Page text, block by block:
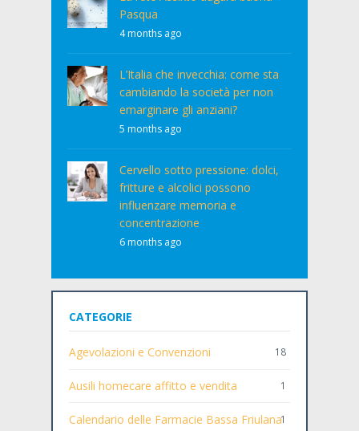
Pasqua
4 months ago
L’Italia che invecchia: come sta
cambiando la società per non
emarginare gli anziani?
5 months ago
Cervello sotto pressione: dolci,
fritture e alcolici possono
influenzare memoria e
concentrazione
6 months ago
CATEGORIE
Agevolazioni e Convenzioni 18
Ausili homecare affitto e vendita 1
Calendario delle Farmacie Bassa Friulana1